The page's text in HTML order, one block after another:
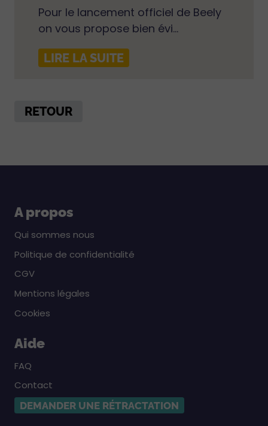
Pour le lancement officiel de Beely
on vous propose bien évi...
LIRE LA SUITE
RETOUR
A propos
Qui sommes nous
Politique de confidentialité
CGV
Mentions légales
Cookies
Aide
FAQ
Contact
DEMANDER UNE RÉTRACTATION